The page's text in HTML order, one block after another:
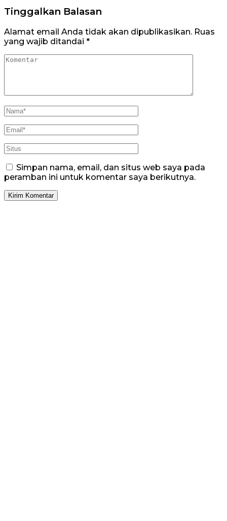
Tinggalkan Balasan
Alamat email Anda tidak akan dipublikasikan. Ruas
yang wajib ditandai *
Simpan nama, email, dan situs web saya pada
peramban ini untuk komentar saya berikutnya.